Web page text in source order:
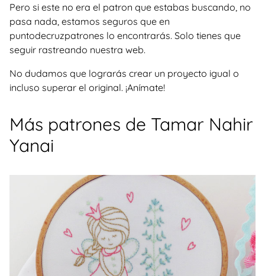
Pero si este no era el patron que estabas buscando, no
pasa nada, estamos seguros que en
puntodecruzpatrones lo encontrarás. Solo tienes que
seguir rastreando nuestra web.
No dudamos que lograrás crear un proyecto igual o
incluso superar el original. ¡Anímate!
Más patrones de Tamar Nahir
Yanai